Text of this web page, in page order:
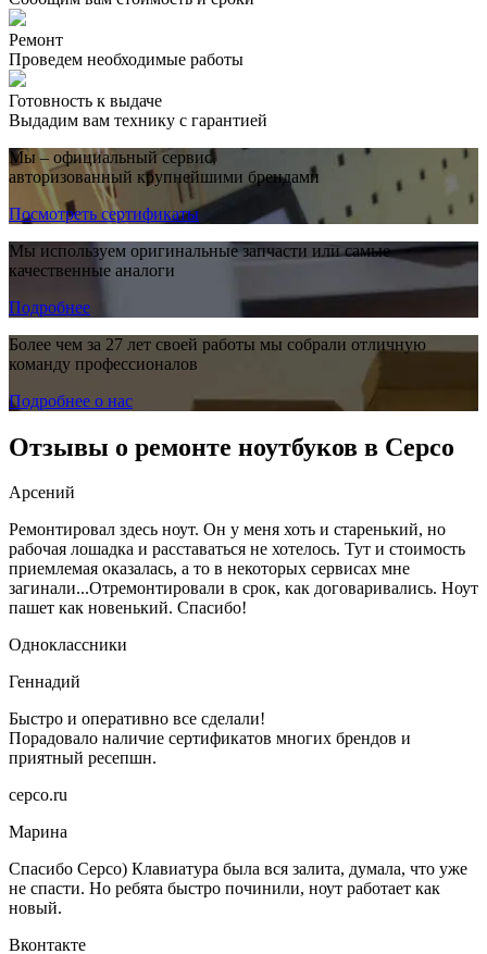
Ремонт
Проведем необходимые работы
Готовность к выдаче
Выдадим вам технику с гарантией
Мы – официальный сервис,
авторизованный крупнейшими брендами
Посмотреть сертификаты
Мы используем оригинальные запчасти или самые
качественные аналоги
Подробнее
Более чем за 27 лет своей работы мы собрали отличную
команду профессионалов
Подробнее о нас
Отзывы о ремонте ноутбуков в Серсо
Арсений
Ремонтировал здесь ноут. Он у меня хоть и старенький, но
рабочая лошадка и расставаться не хотелось. Тут и стоимость
приемлемая оказалась, а то в некоторых сервисах мне
загинали...Отремонтировали в срок, как договаривались. Ноут
пашет как новенький. Спасибо!
Одноклассники
Геннадий
Быстро и оперативно все сделали!
Порадовало наличие сертификатов многих брендов и
приятный ресепшн.
серсо.ru
Марина
Спасибо Серсо) Клавиатура была вся залита, думала, что уже
не спасти. Но ребята быстро починили, ноут работает как
новый.
Вконтакте